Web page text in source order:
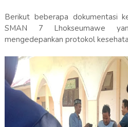
Berikut beberapa dokumentasi
SMAN 7 Lhokseumawe
mengedepankan protokol